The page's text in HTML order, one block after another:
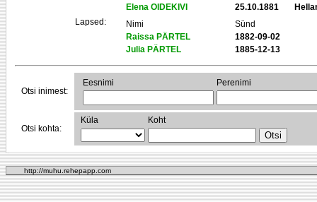
Elena OIDEKIVI
25.10.1881
Lapsed:
Nimi
Sünd
Raissa PÄRTEL
1882-09-02
Julia PÄRTEL
1885-12-13
Otsi inimest:
Eesnimi Perenimi
Otsi kohta:
Küla Koht
http://muhu.rehepapp.com